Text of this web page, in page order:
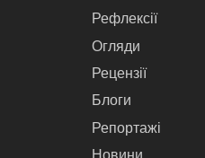
Рефлексії
Огляди
Рецензії
Блоги
Репортажі
Новини